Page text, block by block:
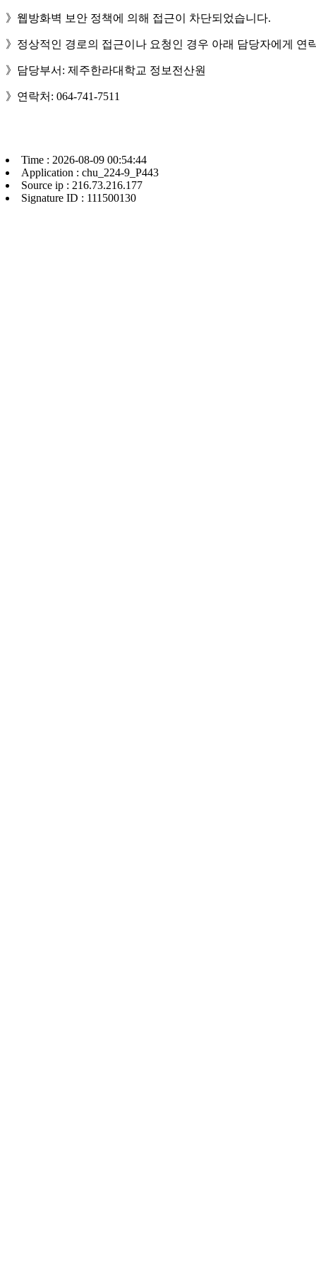
》웹방화벽 보안 정책에 의해 접근이 차단되었습니다.
》정상적인 경로의 접근이나 요청인 경우 아래 담당자에게 연
》담당부서: 제주한라대학교 정보전산원
》연락처: 064-741-7511
Time : 2026-08-09 00:54:44
Application : chu_224-9_P443
Source ip : 216.73.216.177
Signature ID : 111500130